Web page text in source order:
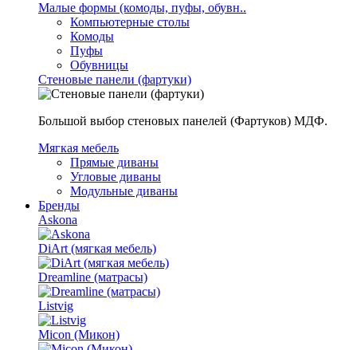
Малые формы (комоды, пуфы, обувн..
Компьютерные столы
Комоды
Пуфы
Обувницы
Стеновые панели (фартуки)
Большой выбор стеновых панелей (Фартуков) МДФ.
Мягкая мебель
Прямые диваны
Угловые диваны
Модульные диваны
Бренды
Askona
DiArt (мягкая мебель)
Dreamline (матрасы)
Listvig
Micon (Микон)